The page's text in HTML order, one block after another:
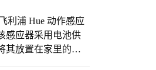
利浦 Hue 动作感应
感应器采用电池供
其放置在家里的任